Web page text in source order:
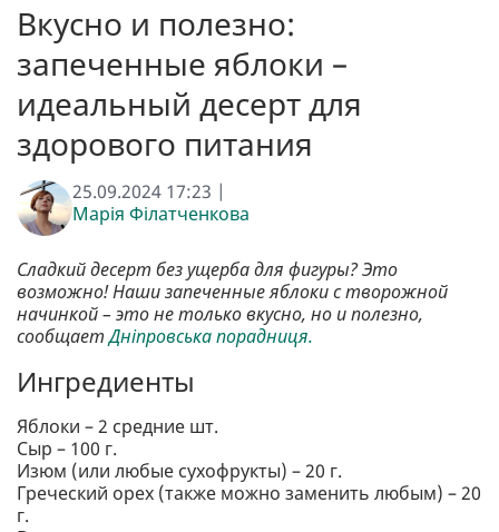
Вкусно и полезно:
запеченные яблоки –
идеальный десерт для
здорового питания
25.09.2024 17:23 |
Марія Філатченкова
Сладкий десерт без ущерба для фигуры? Это
возможно! Наши запеченные яблоки с творожной
начинкой – это не только вкусно, но и полезно,
сообщаетДніпровська порадниця.
Ингредиенты
Яблоки – 2 средние шт.
Сыр – 100 г.
Изюм (или любые сухофрукты) – 20 г.
Греческий орех (также можно заменить любым) – 20
г.